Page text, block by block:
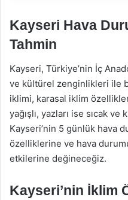
Kayseri Hava
Tahmin
Kayseri, Türkiye’nin İç
ve kültürel zenginlikleri ile
iklimi, karasal iklim
yağışlı, yazları ise sıcak
Kayseri’nin 5 günlük hava
özelliklerine ve hava
etkilerine değineceğiz.
Kayseri’nin İklim